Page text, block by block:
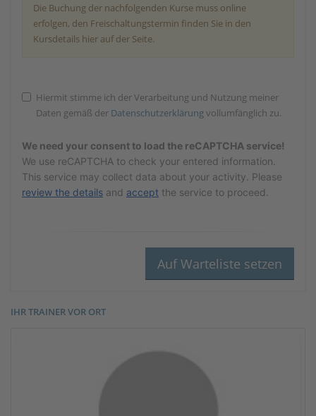
Die Buchung der nachfolgenden Kurse muss online
erfolgen, den Freischaltungstermin finden Sie in den
Kursdetails hier auf der Seite.
Hiermit stimme ich der Verarbeitung und Nutzung meiner
Daten gemäß der Datenschutzerklärungvollumfänglich zu.
We need your consent to load the reCAPTCHA service!
We use reCAPTCHA to check your entered information.
This service may collect data about your activity. Please
review the details and accept the service to proceed.
IHR TRAINER VOR ORT